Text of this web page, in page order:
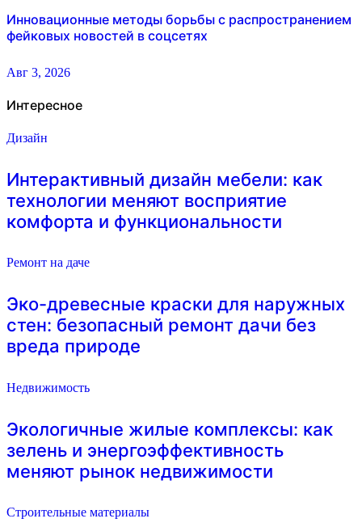
Инновационные методы борьбы с распространением
фейковых новостей в соцсетях
Авг 3, 2026
Интересное
Дизайн
Интерактивный дизайн мебели: как
технологии меняют восприятие
комфорта и функциональности
Ремонт на даче
Эко-древесные краски для наружных
стен: безопасный ремонт дачи без
вреда природе
Недвижимость
Экологичные жилые комплексы: как
зелень и энергоэффективность
меняют рынок недвижимости
Строительные материалы